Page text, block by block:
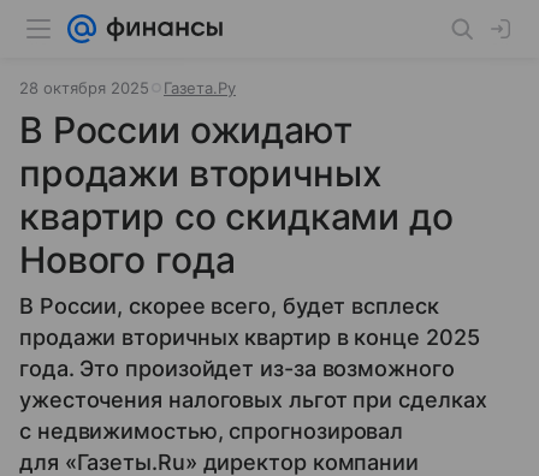
28 октября 2025 Газета.Ру
В России ожидают
продажи вторичных
квартир со скидками до
Нового года
В России, скорее всего, будет всплеск
продажи вторичных квартир в конце 2025
года. Это произойдет из-за возможного
ужесточения налоговых льгот при сделках
с недвижимостью, спрогнозировал
для «Газеты.Ru» директор компании